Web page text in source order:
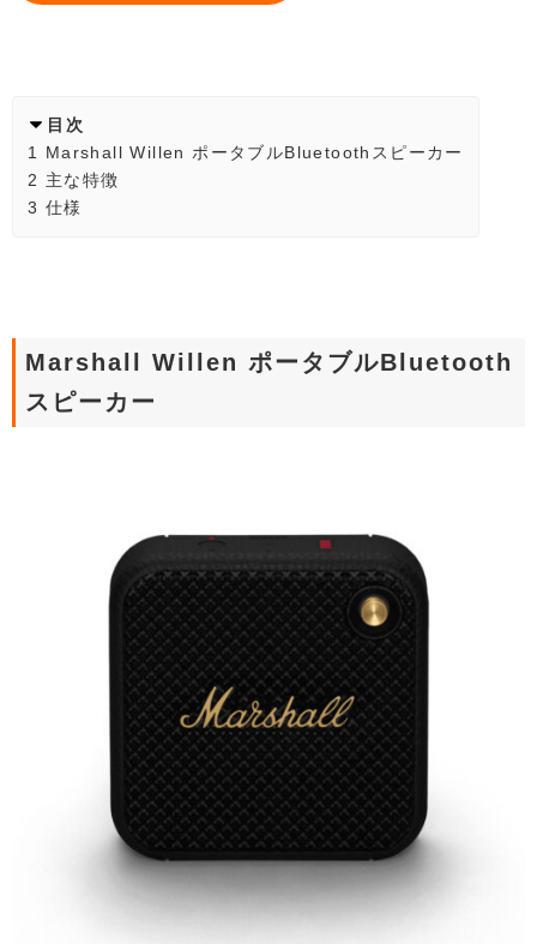
目次
1 Marshall Willen ポータブルBluetoothスピーカー
2 主な特徴
3 仕様
Marshall Willen ポータブルBluetooth
スピーカー